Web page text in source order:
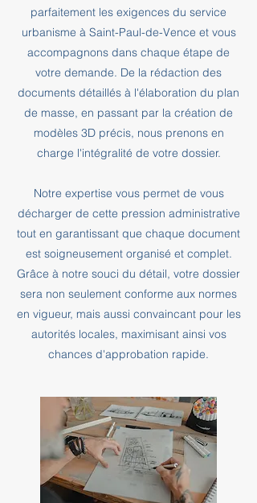
parfaitement les exigences du service
urbanisme à Saint-Paul-de-Vence et vous
accompagnons dans chaque étape de
votre demande. De la rédaction des
documents détaillés à l'élaboration du plan
de masse, en passant par la création de
modèles 3D précis, nous prenons en
charge l'intégralité de votre dossier.
Notre expertise vous permet de vous
décharger de cette pression administrative
tout en garantissant que chaque document
est soigneusement organisé et complet.
Grâce à notre souci du détail, votre dossier
sera non seulement conforme aux normes
en vigueur, mais aussi convaincant pour les
autorités locales, maximisant ainsi vos
chances d'approbation rapide.